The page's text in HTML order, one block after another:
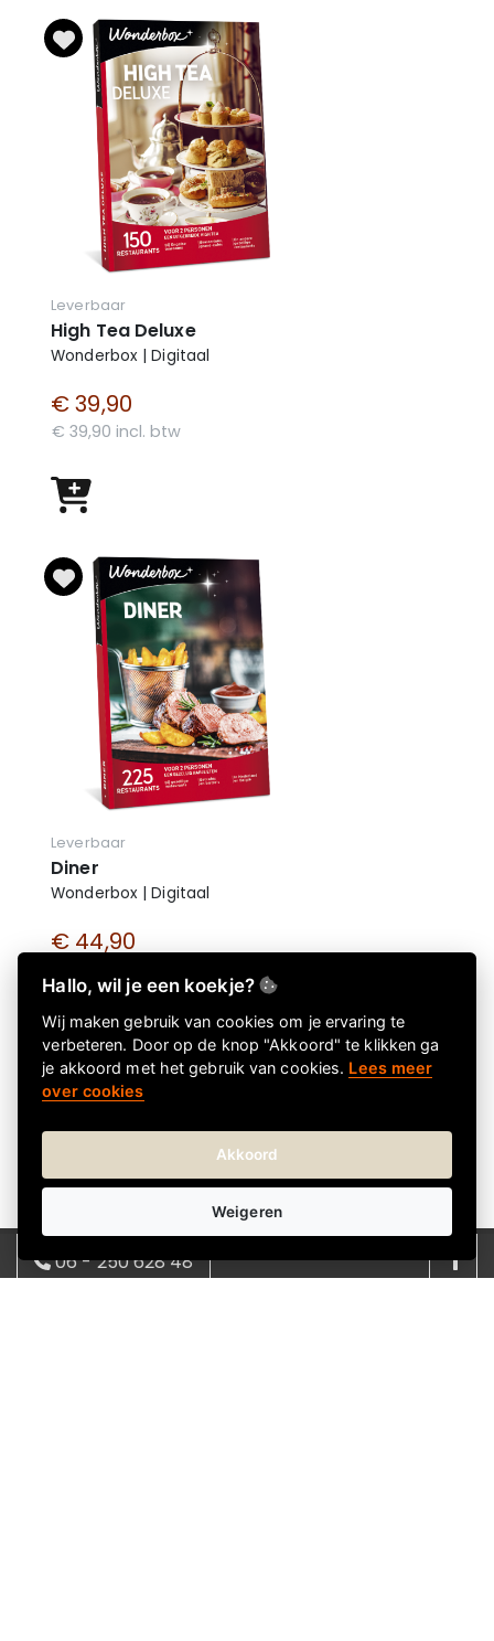
Leverbaar
High Tea Deluxe
Wonderbox | Digitaal
€ 39,90
€ 39,90 incl. btw
Leverbaar
Diner
Wonderbox | Digitaal
€ 44,90
Over Kadokeus
06 - 250 628 48
Hallo, wil je een koekje?
Wij maken gebruik van cookies om je ervaring te
verbeteren. Door op de knop "Akkoord" te klikken ga
je akkoord met het gebruik van cookies. Lees meer
over cookies
Akkoord
Weigeren